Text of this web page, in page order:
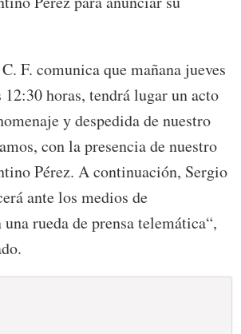
F. comunica que mañana jueves
horas, tendrá lugar un acto
y despedida de nuestro
con la presencia de nuestro
Pérez. A continuación, Sergio
ante los medios de
rueda de prensa telemática“,